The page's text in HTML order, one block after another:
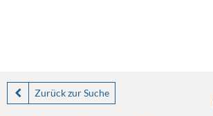
Zurück zur Suche